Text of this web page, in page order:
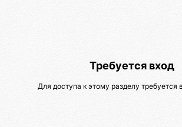
Требуется вход
Для доступа к этому разделу требуется